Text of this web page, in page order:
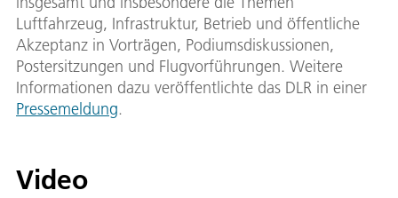
Luftfahrzeug, Infrastruktur, Betrieb und öffentliche
Akzeptanz in Vorträgen, Podiumsdiskussionen,
Postersitzungen und Flugvorführungen. Weitere
Informationen dazu veröffentlichte das DLR in einer
Pressemeldung.
Video